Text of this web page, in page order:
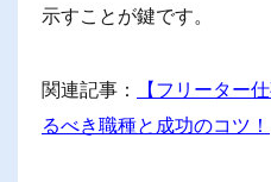
示すことが鍵です。
関連記事：
【フリーター
るべき職種と成功のコツ！